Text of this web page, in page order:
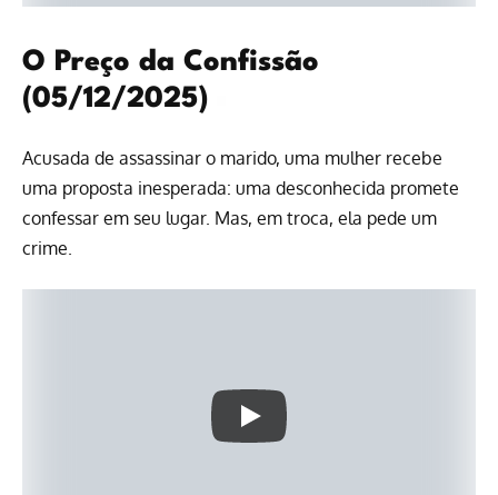
O Preço da Confissão
(05/12/2025)
Acusada de assassinar o marido, uma mulher recebe
uma proposta inesperada: uma desconhecida promete
confessar em seu lugar. Mas, em troca, ela pede um
crime.